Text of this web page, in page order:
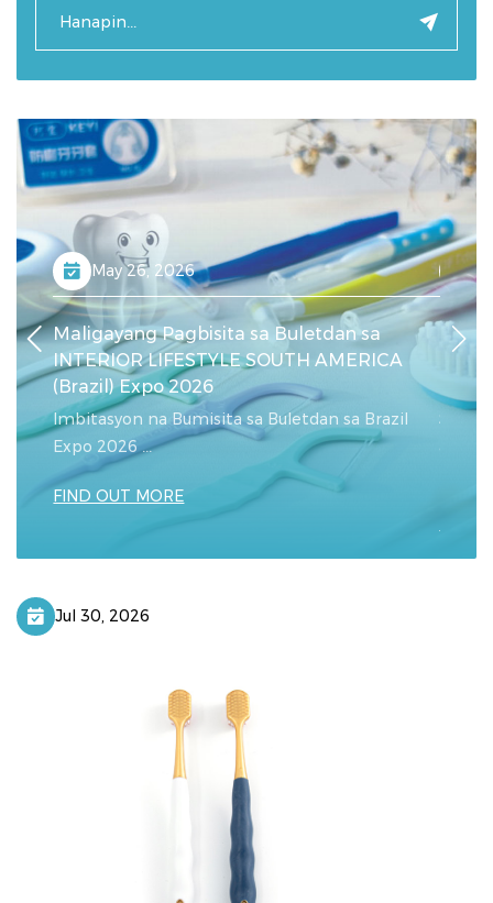
May 26, 2026
Maligayang Pagbisita sa Buletdan sa
INTERIOR LIFESTYLE SOUTH AMERICA
(Brazil) Expo 2026
Imbitasyon na Bumisita sa Buletdan sa Brazil
Expo 2026 ...
FIND OUT MORE
Sa
ang
Jul 30, 2026